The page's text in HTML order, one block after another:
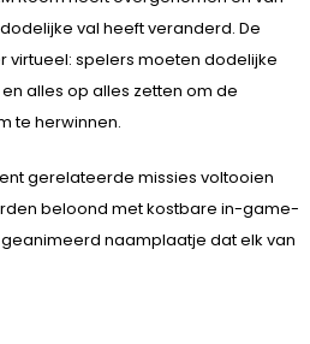
val heeft veranderd. De
virtueel: spelers moeten dodelijke
alles op alles zetten om de
te herwinnen.
gerelateerde missies voltooien
beloond met kostbare in-game-
naamplaatje dat elk van